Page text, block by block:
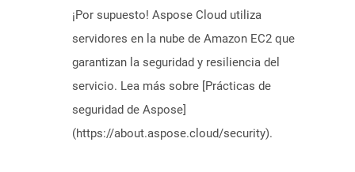
¡Por supuesto! Aspose Cloud utiliza
servidores en la nube de Amazon EC2 que
garantizan la seguridad y resiliencia del
servicio. Lea más sobre [Prácticas de
seguridad de Aspose]
(https://about.aspose.cloud/security).